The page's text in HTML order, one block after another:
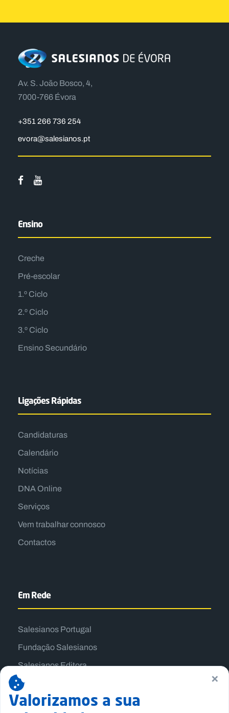
Av. S. João Bosco, 4,
7000-766 Évora
+351 266 736 254
evora@salesianos.pt
Ensino
Creche
Pré-escolar
1.º Ciclo
2.º Ciclo
3.º Ciclo
Ensino Secundário
Ligações Rápidas
Candidaturas
Calendário
Notícias
DNA Online
Serviços
Vem trabalhar connosco
Contactos
Em Rede
Salesianos Portugal
Fundação Salesianos
Salesianos Editora
Família Salesiana
Missão Dom Bosco
×
Valorizamos a sua